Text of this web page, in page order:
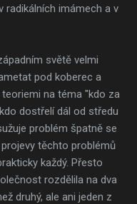
radikálních imámech a v
světě velmi
pod koberec a
na téma "kdo za
dostřelí dál od středu
problém špatně se
těchto problémů
každý. Přesto
rozdělila na dva
druhý, ale ani jeden z